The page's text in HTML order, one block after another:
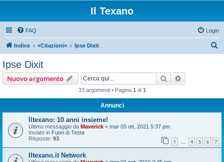
Il Texano
FAQ Login
Indice «Citazioni» Ipse Dixit
Ipse Dixit
Nuovo argomento Cerca
33 argomenti • Pagina 1 di 1
Annunci
Iltexano: 10 anni insieme!
Ultimo messaggio da Maverick « mar 05 ott, 2021 5:37 pm
Inviato in Fuori di Testa
Risposte: 93 1 … 4 5 6 7
Iltexano.it Network